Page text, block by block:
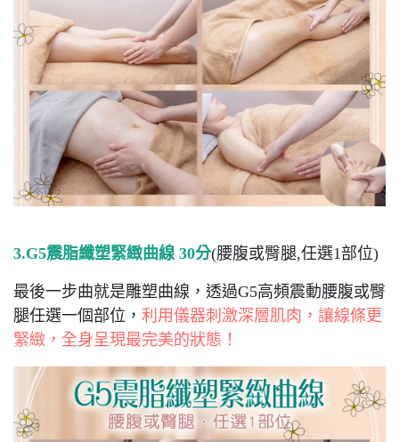
3.G5震脂纖塑緊緻曲線 30分(腰腹或臀腿,任選1部位)
最後一步曲就是雕塑曲線，透過G5高頻震動腰腹或臀
腿任選一個部位， 利用儀器刺激深層肌肉，讓線條更
緊緻，全身呈現最完美的狀態！